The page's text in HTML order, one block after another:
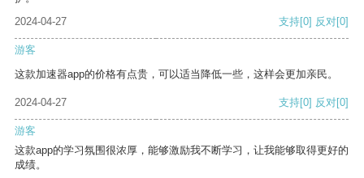
2024-04-27
支持[0] 反对[0]
游客
这款加速器app的价格有点贵，可以适当降低一些，这样会更加亲民。
2024-04-27 支持[0] 反对[0]
游客
这款app的学习氛围很浓厚，能够激励我不断学习，让我能够取得更好的
成绩。